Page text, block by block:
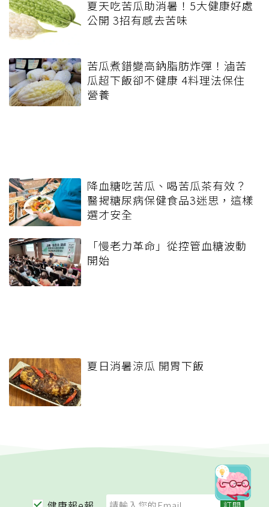
夏天吃苦瓜助消暑！5大健康好處
公開 3招有感去苦味
苦瓜煮錯變高鈉脂肪炸彈！滷苦
瓜超下飯卻不健康 4料理法保住
營養
降血糖吃苦瓜、喝苦瓜茶有效？
醫揭糖尿病保健食品3迷思，這樣
選才安全
「慢老力革命」從控管血糖波動
開始
夏日消暑涼瓜 開胃下飯